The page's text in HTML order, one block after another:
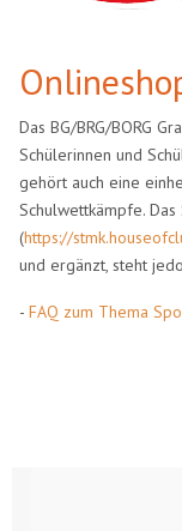
Das BG/BRG/BORG
Schülerinnen und
gehört auch eine
Schulwettkämpfe.
(https://
und ergänzt, steht
-FAQ zum Thema